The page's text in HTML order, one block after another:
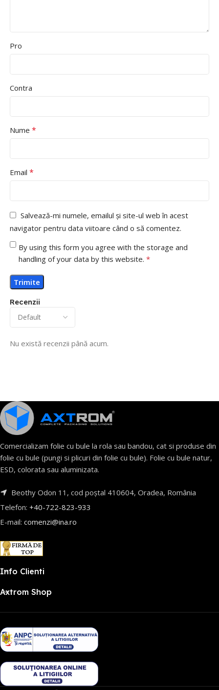
Recenzii
Nu există recenzii până acum.
Pro
Contra
Nume *
Email *
Salvează-mi numele, emailul și site-ul web în acest
navigator pentru data viitoare când o să comentez.
By using this form you agree with the storage and
handling of your data by this website. *
Comercializam folie cu bule la rola sau bandou, cat si produse din
folie cu bule (pungi si plicuri din folie cu bule). Folie cu bule natur,
ESD, colorata sau aluminizata.
Beothy Odon 11, cod poștal 410604, Oradea, România
Telefon: +40-722-823-933
E-mail: comenzi@ina.ro
Info Clienti
Axtrom Shop